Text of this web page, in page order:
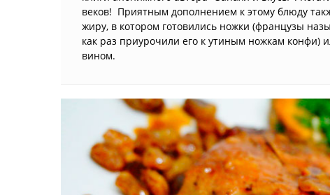
веков! Приятным дополнением к этому блюду
жиру, в котором готовились ножки (французы
как раз приурочили его к утиным ножкам конфи)
вином.